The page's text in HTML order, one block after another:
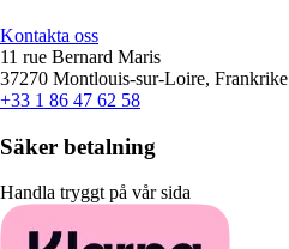
Kontakta oss
11 rue Bernard Maris
37270 Montlouis-sur-Loire, Frankrike
+33 1 86 47 62 58
Säker betalning
Handla tryggt på vår sida